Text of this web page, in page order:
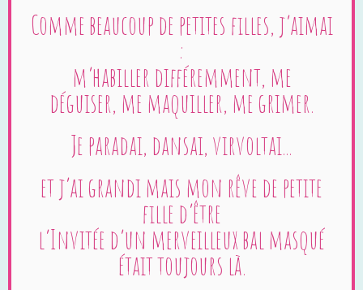
Comme beaucoup de petites filles, j’aimai
:
m’habiller différemment, me
déguiser, me maquiller, me grimer.
Je paradai, dansai, virvoltai...
et j’ai grandi mais mon rêve de petite
fille d’être
l’Invitée d’un merveilleux bal masqué
était toujours là.